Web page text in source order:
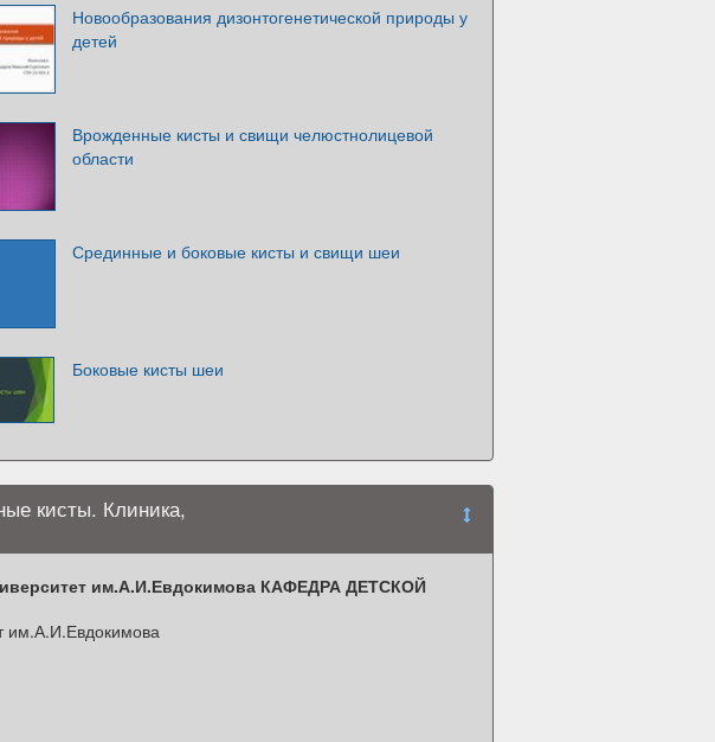
Новообразования дизонтогенетической природы у
детей
Врожденные кисты и свищи челюстнолицевой
области
Срединные и боковые кисты и свищи шеи
Боковые кисты шеи
кисты. Клиника,
им.А.И.Евдокимова КАФЕДРА ДЕТСКОЙ
им.А.И.Евдокимова